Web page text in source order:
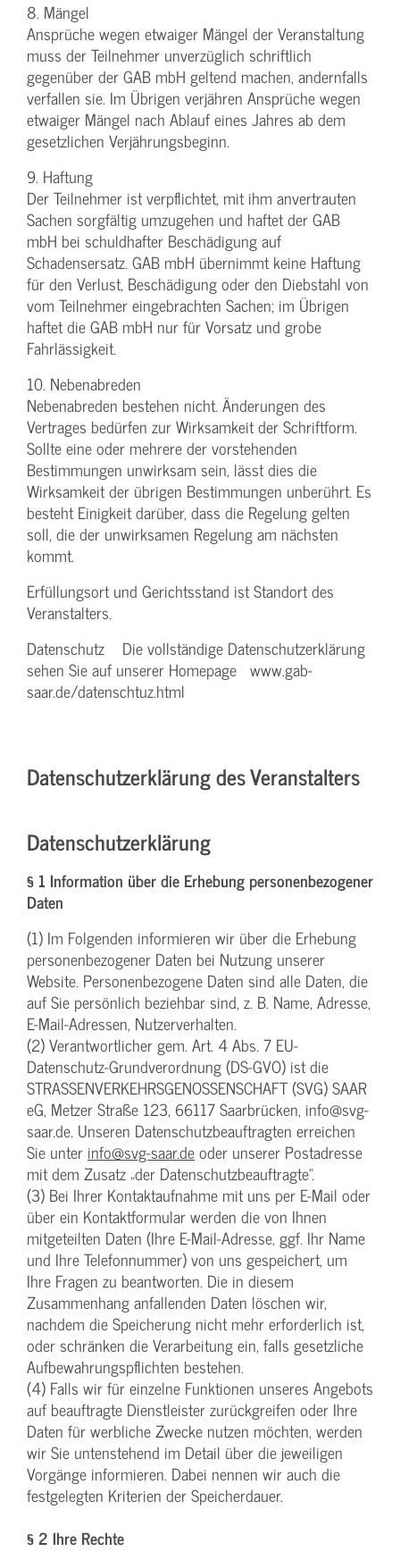
8. Mängel
Ansprüche wegen etwaiger Mängel der Veranstaltung
muss der Teilnehmer unverzüglich schriftlich
gegenüber der GAB mbH geltend machen, andernfalls
verfallen sie. Im Übrigen verjähren Ansprüche wegen
etwaiger Mängel nach Ablauf eines Jahres ab dem
gesetzlichen Verjährungsbeginn.
9. Haftung
Der Teilnehmer ist verpflichtet, mit ihm anvertrauten
Sachen sorgfältig umzugehen und haftet der GAB
mbH bei schuldhafter Beschädigung auf
Schadensersatz. GAB mbH übernimmt keine Haftung
für den Verlust, Beschädigung oder den Diebstahl von
vom Teilnehmer eingebrachten Sachen; im Übrigen
haftet die GAB mbH nur für Vorsatz und grobe
Fahrlässigkeit.
10. Nebenabreden
Nebenabreden bestehen nicht. Änderungen des
Vertrages bedürfen zur Wirksamkeit der Schriftform.
Sollte eine oder mehrere der vorstehenden
Bestimmungen unwirksam sein, lässt dies die
Wirksamkeit der übrigen Bestimmungen unberührt. Es
besteht Einigkeit darüber, dass die Regelung gelten
soll, die der unwirksamen Regelung am nächsten
kommt.
Erfüllungsort und Gerichtsstand ist Standort des
Veranstalters.
Datenschutz Die vollständige Datenschutzerklärung
sehen Sie auf unserer Homepage www.gab-
saar.de/datenschtuz.html
Datenschutzerklärung des Veranstalters
Datenschutzerklärung
§ 1 Information über die Erhebung personenbezogener
Daten
(1) Im Folgenden informieren wir über die Erhebung
personenbezogener Daten bei Nutzung unserer
Website. Personenbezogene Daten sind alle Daten, die
auf Sie persönlich beziehbar sind, z. B. Name, Adresse,
E-Mail-Adressen, Nutzerverhalten.
(2) Verantwortlicher gem. Art. 4 Abs. 7 EU-
Datenschutz-Grundverordnung (DS-GVO) ist die
STRASSENVERKEHRSGENOSSENSCHAFT (SVG) SAAR
eG, Metzer Straße 123, 66117 Saarbrücken, info@svg-
saar.de. Unseren Datenschutzbeauftragten erreichen
Sie unter info@svg-saar.deoder unserer Postadresse
mit dem Zusatz „der Datenschutzbeauftragte“.
(3) Bei Ihrer Kontaktaufnahme mit uns per E-Mail oder
über ein Kontaktformular werden die von Ihnen
mitgeteilten Daten (Ihre E-Mail-Adresse, ggf. Ihr Name
und Ihre Telefonnummer) von uns gespeichert, um
Ihre Fragen zu beantworten. Die in diesem
Zusammenhang anfallenden Daten löschen wir,
nachdem die Speicherung nicht mehr erforderlich ist,
oder schränken die Verarbeitung ein, falls gesetzliche
Aufbewahrungspflichten bestehen.
(4) Falls wir für einzelne Funktionen unseres Angebots
auf beauftragte Dienstleister zurückgreifen oder Ihre
Daten für werbliche Zwecke nutzen möchten, werden
wir Sie untenstehend im Detail über die jeweiligen
Vorgänge informieren. Dabei nennen wir auch die
festgelegten Kriterien der Speicherdauer.
§ 2 Ihre Rechte